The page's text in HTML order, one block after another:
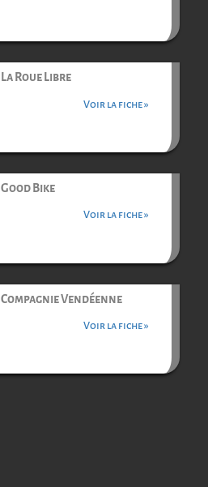
La Roue Libre
Voir la fiche »
Good Bike
Voir la fiche »
Compagnie Vendéenne
Voir la fiche »